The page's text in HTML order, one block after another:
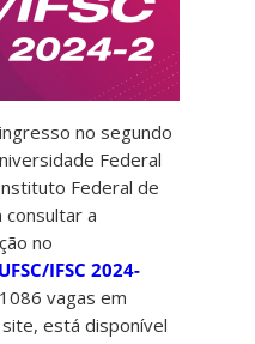
no segundo
Federal
Federal de
consultar a
no
IFSC 2024-
vagas em
está disponível